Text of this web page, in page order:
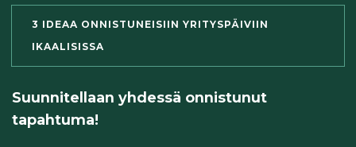
3 IDEAA ONNISTUNEISIIN YRITYSPÄIVIIN
IKAALISISSA
Suunnitellaan yhdessä onnistunut
tapahtuma!